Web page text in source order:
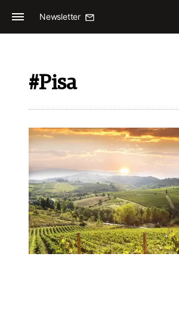
Newsletter
#Pisa